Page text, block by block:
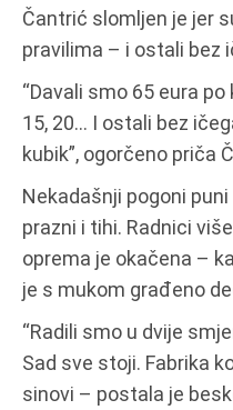
Čantrić slomljen je jer
pravilima – i ostali bez
“Davali smo 65 eura
15, 20… I ostali bez
kubik”, ogorčeno priča
Nekadašnji pogoni
prazni i tihi. Radnici
oprema je okačena –
je s mukom građeno
“Radili smo u dvije
Sad sve stoji. Fabrika
sinovi – postala je